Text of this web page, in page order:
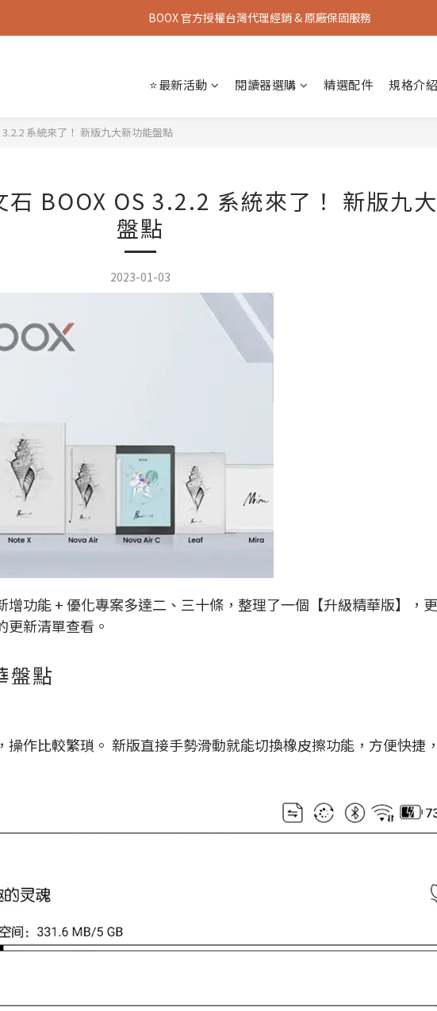
《會員招募》購機即享會員優惠，再享消費回饋 👉 立即加入
BOOX 官方授權台灣代理經銷 & 原廠保固服務
⭐最新活動 閱讀器選購 精選配件 規格介紹
3.2.2 系統來了！ 新版九大新功能盤點
石 BOOX OS 3.2.2 系統來了！ 新版九
盤點
2023-01-03
功能 + 優化專案多達二、三十條，整理了一個【升級精華版】，
更新清單查看。
盤點
作比較繁瑣。 新版直接手勢滑動就能切換橡皮擦功能，方便快捷